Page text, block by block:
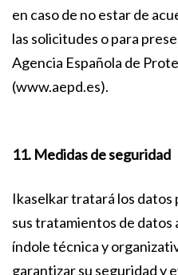
en caso de no estar de
las solicitudes o para
Agencia Española de
(www.aepd.es).
11. Medidas de seguridad
Ikaselkar tratará los
sus tratamientos de datos
índole técnica y
garantizar su seguridad y